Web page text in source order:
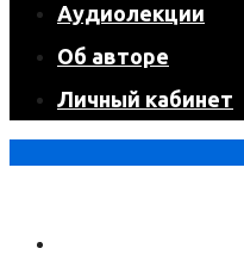
Аудиолекции
Об авторе
Личный кабинет